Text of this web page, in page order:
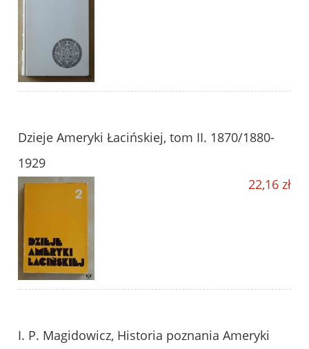
Dzieje Ameryki Łacińskiej, tom II. 1870/1880-
1929
22,16 zł
I. P. Magidowicz, Historia poznania Ameryki